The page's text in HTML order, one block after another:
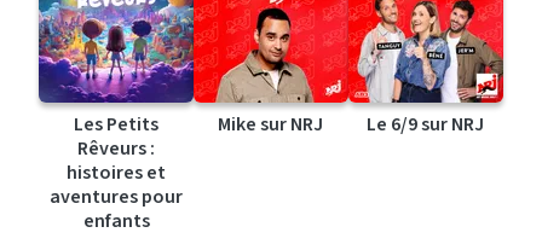
Les Petits
Rêveurs :
histoires et
aventures pour
enfants
Mike sur NRJ Le 6/9 sur NRJ